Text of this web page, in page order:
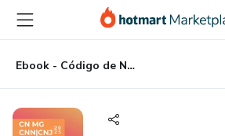
para
conteúdo
principal
para
pagamento
para
rodapé
Ebook - Código de Normas Estadual de Minas Gerais e Código Nacional de Normas